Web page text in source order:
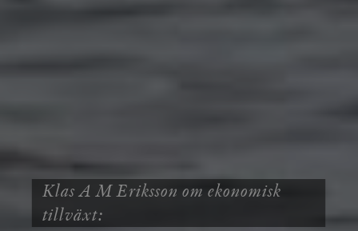
Klas A M Eriksson om ekonomisk
tillväxt: